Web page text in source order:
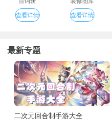
查看详情
查看详情
最新专题
二次元回合制手游大全